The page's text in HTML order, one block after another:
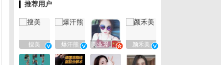
推荐用户
搜美 爆汗熊 美业爆款平台 颜禾美